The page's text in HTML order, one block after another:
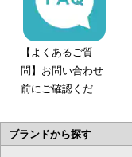
【よくあるご質
問】お問い合わせ
前にご確認くださ
ブランドから探す